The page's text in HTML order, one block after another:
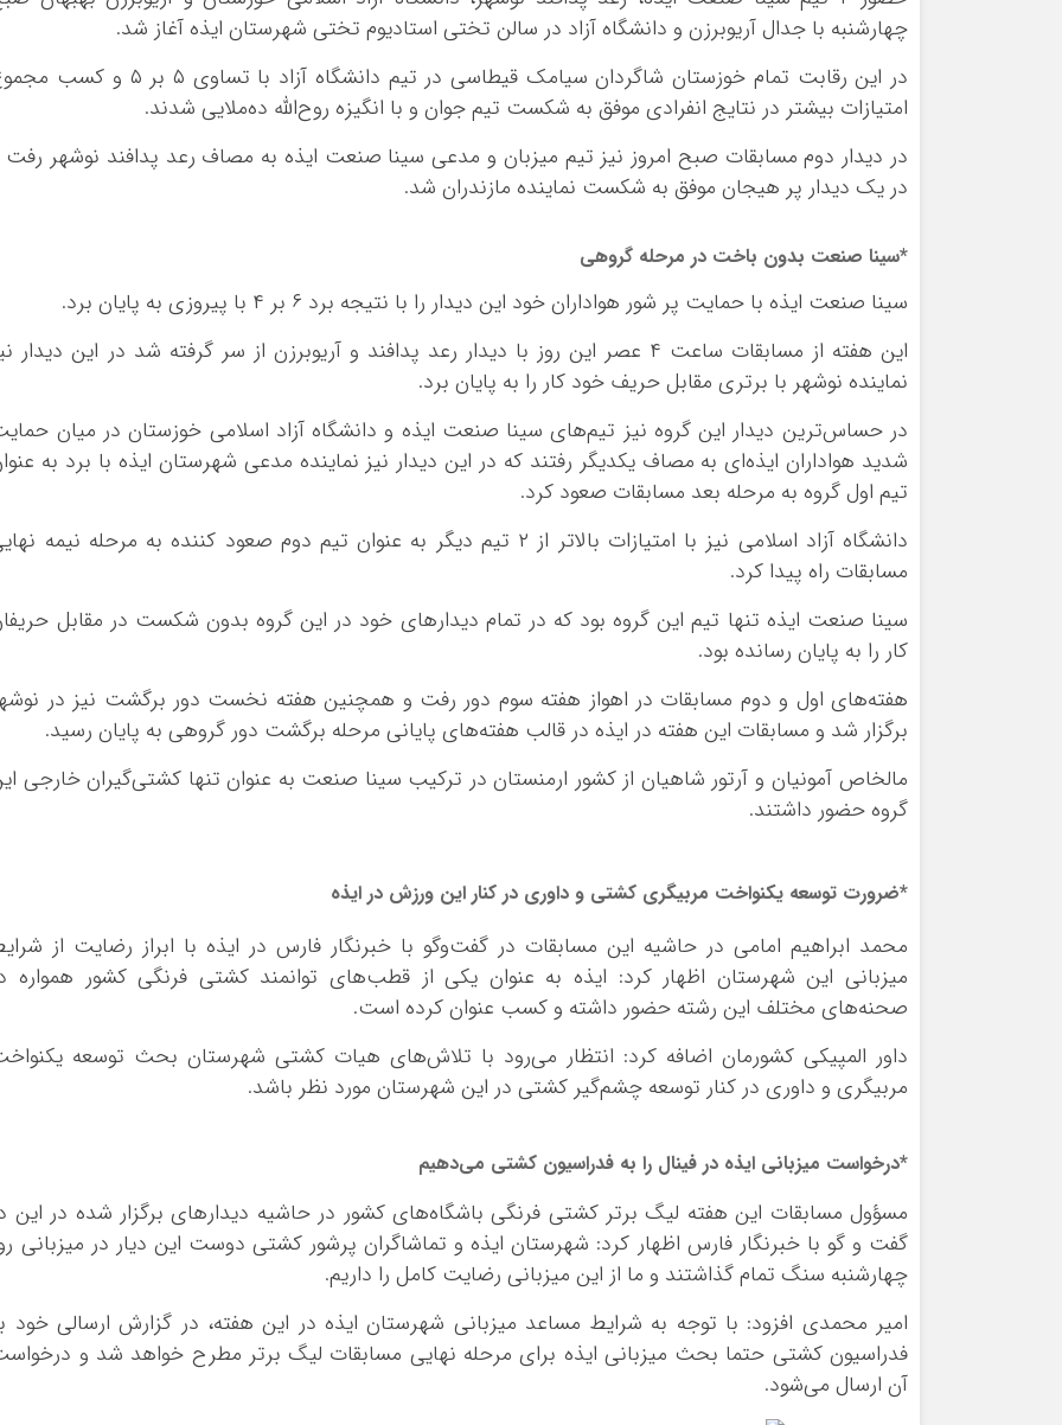
چهارشنبه با جدال آریوبرزن و دانشگاه آزاد در سالن تختی استادیوم تختی شهرستان ایذه آغاز شد.
در این رقابت تمام خوزستان شاگردان سیامک قیطاسی
در تیم دانشگاه آزاد با تساوی ۵ بر ۵ و کسب
امتیازات بیشتر در نتایج انفرادی موفق به شکست تیم جوان و با انگیزه روح‌الله ده‌ملایی شدند.
در دیدار دوم مسابقات صبح امروز نیز تیم میزبان و مدعی سینا صنعت ایذه به مصاف رعد پدافند نوشهر رفت
در یک دیدار پر هیجان موفق به شکست نماینده مازندران شد.
*سینا صنعت بدون باخت در مرحله گروهی
سینا صنعت ایذه با حمایت پر شور هواداران خود این دیدار را با نتیجه برد ۶ بر ۴ با پیروزی به پایان برد.
این هفته از مسابقات ساعت ۴ عصر این روز با دیدار رعد پدافند و آریوبرزن از سر گرفته شد در این دیدار
نماینده نوشهر با برتری مقابل حریف خود کار را به پایان برد.
در حساس‌ترین دیدار این گروه نیز تیم‌های سینا صنعت ایذه و دانشگاه آزاد اسلامی خوزستان در میان
شدید هواداران ایذه‌ای به مصاف یکدیگر رفتند که در این دیدار نیز نماینده مدعی شهرستان ایذه با برد به
تیم اول گروه به مرحله بعد مسابقات صعود کرد.
دانشگاه آزاد اسلامی نیز با امتیازات بالاتر از ۲ تیم دیگر به عنوان تیم دوم صعود کننده به مرحله نیمه
مسابقات راه پیدا کرد.
سینا صنعت ایذه تنها تیم این گروه بود که در تمام دیدارهای خود در این گروه بدون شکست در مقابل
کار را به پایان رسانده بود.
هفته‌های اول و دوم مسابقات در اهواز هفته سوم دور رفت و همچنین هفته نخست دور برگشت نیز در
برگزار شد و مسابقات این هفته در ایذه در قالب هفته‌های پایانی مرحله برگشت دور گروهی به پایان رسید.
مالخاص آمونیان و آرتور شاهیان از کشور ارمنستان در ترکیب سینا صنعت به عنوان تنها کشتی‌گیران خارجی
گروه حضور داشتند.
*ضرورت توسعه یکنواخت مربیگری کشتی و داوری در کنار این ورزش در ایذه
محمد ابراهیم امامی در حاشیه این مسابقات در گفت‌و‌گو با خبرنگار فارس در ایذه با ابراز رضایت از
میزبانی این شهرستان اظهار کرد: ایذه به عنوان یکی از قطب‌های توانمند کشتی فرنگی کشور همواره
صحنه‌های مختلف این رشته حضور داشته و کسب عنوان کرده است.
داور المپیکی کشورمان اضافه کرد: انتظار می‌رود با تلاش‌های هیات کشتی شهرستان بحث توسعه
مربیگری و داوری در کنار توسعه چشم‌گیر کشتی در این شهرستان مورد نظر باشد.
*درخواست میزبانی ایذه در فینال را به فدراسیون کشتی می‌دهیم
مسؤول مسابقات این هفته لیگ برتر کشتی فرنگی باشگاه‌های کشور در حاشیه دیدارهای برگزار شده در این
گفت و گو با خبرنگار فارس اظهار کرد: شهرستان ایذه و تماشاگران پرشور کشتی دوست این دیار در میزبانی
چهارشنبه سنگ تمام گذاشتند و ما از این میزبانی رضایت کامل را داریم.
امیر محمدی افزود: با توجه به شرایط مساعد میزبانی شهرستان ایذه در این هفته، در گزارش ارسالی خود
فدراسیون کشتی حتما بحث میزبانی ایذه برای مرحله نهایی مسابقات لیگ برتر مطرح خواهد شد و
آن ارسال می‌شود.